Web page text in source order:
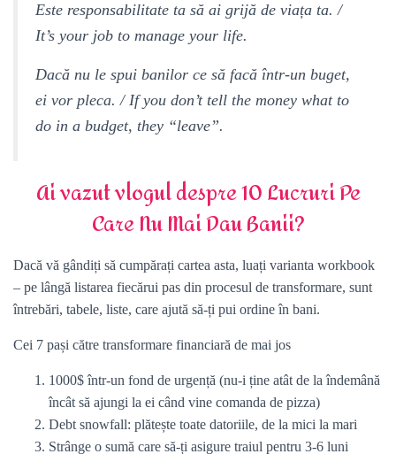
Este responsabilitate ta să ai grijă de viața ta. /
It’s your job to manage your life.
Dacă nu le spui banilor ce să facă într-un buget,
ei vor pleca. / If you don’t tell the money what to
do in a budget, they “leave”.
Ai vazut vlogul despre 10 Lucruri Pe
Care Nu Mai Dau Banii?
Dacă vă gândiți să cumpărați cartea asta, luați varianta workbook
– pe lângă listarea fiecărui pas din procesul de transformare, sunt
întrebări, tabele, liste, care ajută să-ți pui ordine în bani.
Cei 7 pași către transformare financiară de mai jos
1000$ într-un fond de urgență (nu-i ține atât de la îndemână
încât să ajungi la ei când vine comanda de pizza)
Debt snowfall: plătește toate datoriile, de la mici la mari
Strânge o sumă care să-ți asigure traiul pentru 3-6 luni